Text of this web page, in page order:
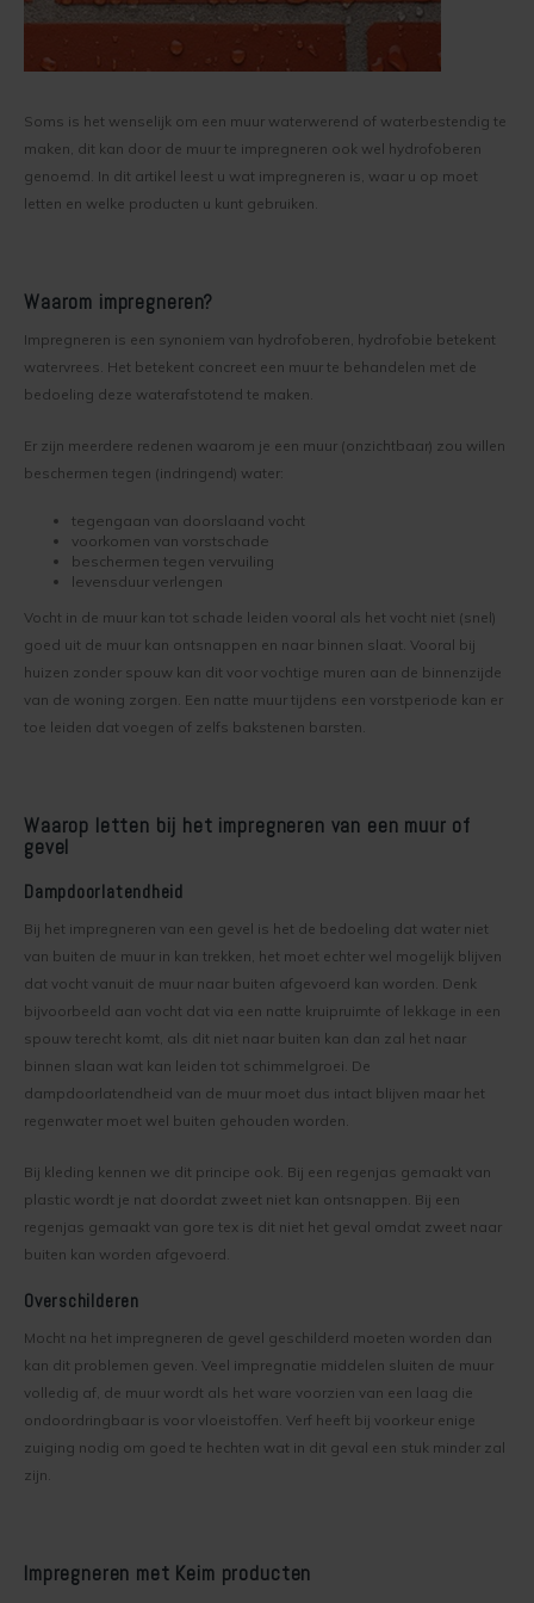
Bakstenen muur verven
Beton muur verven
Gipsplaten verven
Kelder verven
Keim gevelverf
Keimen
Wat is afwasbare muurverf
Onderhoud bij Keim verf
Spuiten van Keim verf
Buitenmuur verf kiezen
Binnenklimaat
Schimmel in huis
Wat voor verf zit op mijn muur?
Keim Edition Historisch
Keim Natuursteen
Keim Soldalan kleuren
Soliprim
Uni-Kalei
Concreton-C
Concreton-W
Eco-paint-Stripper
Fixatief
Lignosil Color
Lignosil HRP
Lignosil Inco
Lignosil Inco DL
Lignosil-Scudo
Lotexan
Mycal-Fix
Mycal Por
Mycal Top
Silan Primer
Retour
Reclameren
Soms is het wenselijk om een muur waterwerend of waterbestendig te
maken, dit kan door de muur te impregneren ook wel hydrofoberen
genoemd. In dit artikel leest u wat impregneren is, waar u op moet
letten en welke producten u kunt gebruiken.
Waarom impregneren?
Impregneren is een synoniem van hydrofoberen, hydrofobie betekent
watervrees. Het betekent concreet een muur te behandelen met de
bedoeling deze waterafstotend te maken.
Er zijn meerdere redenen waarom je een muur (onzichtbaar) zou willen
beschermen tegen (indringend) water:
tegengaan van doorslaand vocht
voorkomen van vorstschade
beschermen tegen vervuiling
levensduur verlengen
Vocht in de muur kan tot schade leiden vooral als het vocht niet (snel)
goed uit de muur kan ontsnappen en naar binnen slaat. Vooral bij
huizen zonder spouw kan dit voor vochtige muren aan de binnenzijde
van de woning zorgen. Een natte muur tijdens een vorstperiode kan er
toe leiden dat voegen of zelfs bakstenen barsten.
Waarop letten bij het impregneren van een muur of
gevel
Dampdoorlatendheid
Bij het impregneren van een gevel is het de bedoeling dat water niet
van buiten de muur in kan trekken, het moet echter wel mogelijk blijven
dat vocht vanuit de muur naar buiten afgevoerd kan worden. Denk
bijvoorbeeld aan vocht dat via een natte kruipruimte of lekkage in een
spouw terecht komt, als dit niet naar buiten kan dan zal het naar
binnen slaan wat kan leiden tot schimmelgroei. De
dampdoorlatendheid van de muur moet dus intact blijven maar het
regenwater moet wel buiten gehouden worden.
Bij kleding kennen we dit principe ook. Bij een regenjas gemaakt van
plastic wordt je nat doordat zweet niet kan ontsnappen. Bij een
regenjas gemaakt van gore tex is dit niet het geval omdat zweet naar
buiten kan worden afgevoerd.
Overschilderen
Mocht na het impregneren de gevel geschilderd moeten worden dan
kan dit problemen geven. Veel impregnatie middelen sluiten de muur
volledig af, de muur wordt als het ware voorzien van een laag die
ondoordringbaar is voor vloeistoffen. Verf heeft bij voorkeur enige
zuiging nodig om goed te hechten wat in dit geval een stuk minder zal
zijn.
Impregneren met Keim producten